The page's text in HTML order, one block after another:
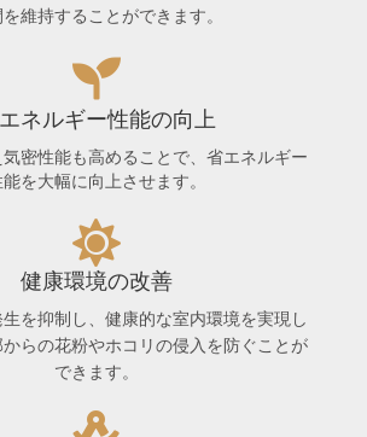
を維持することができます。
ネルギー性能の向上
密性能も高めることで、省エネルギー
能を大幅に向上させます。
健康環境の改善
を抑制し、健康的な室内環境を実現し
からの花粉やホコリの侵入を防ぐことが
できます。